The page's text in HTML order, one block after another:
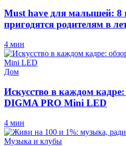
Must have для малышей: 8
пригодятся родителям в
4 мин
Дом
Искусство в каждом кадре:
DIGMA PRO Mini LED
4 мин
Музыка и клубы